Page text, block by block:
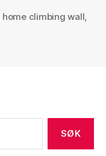
klatrevegg
home climbing wall,